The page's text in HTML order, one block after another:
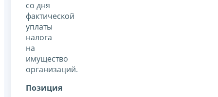
со дня
фактической
уплаты
налога
на
имущество
организаций.
Позиция